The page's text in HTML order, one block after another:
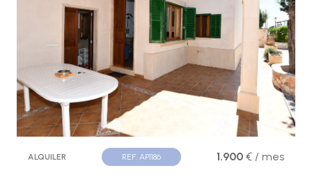
ALQUILER REF. AP1186 1.900 € / mes